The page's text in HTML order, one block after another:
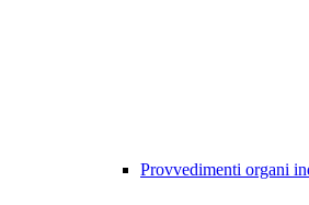
Provvedimenti organi